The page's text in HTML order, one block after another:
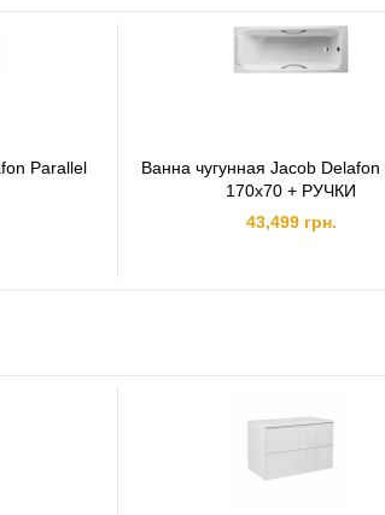
Parallel
Ванна чугунная Jacob
170х70 + РУЧКИ
43,499 грн.